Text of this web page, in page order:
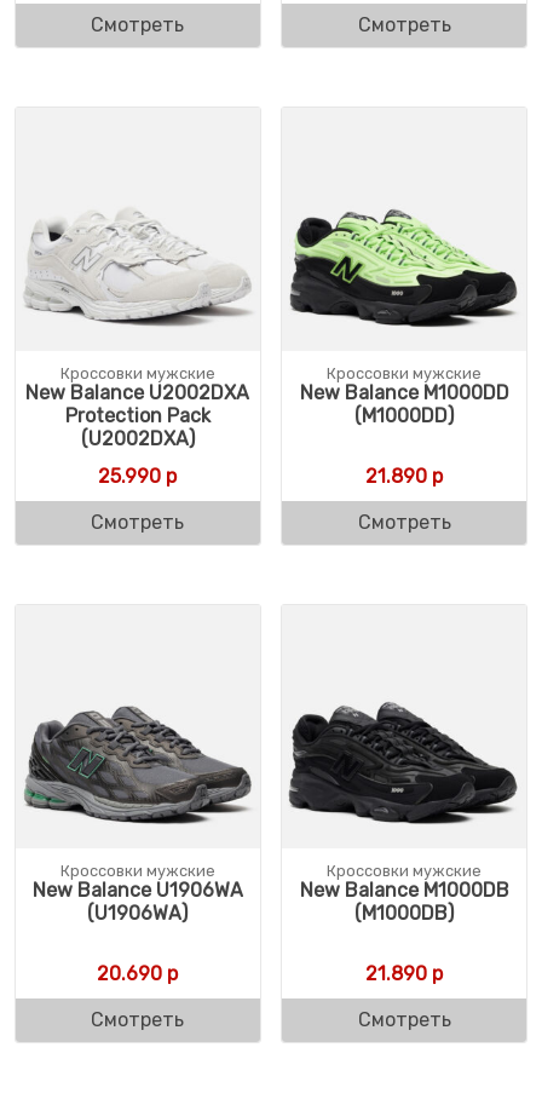
Смотреть Смотреть
Кроссовки мужские
New Balance U2002DXA
Protection Pack
(U2002DXA)
25.990 р
Смотреть
Кроссовки мужские
New Balance M1000DD
(M1000DD)
21.890 р
Смотреть
Кроссовки мужские
New Balance U1906WA
(U1906WA)
20.690 р
Смотреть
Кроссовки мужские
New Balance M1000DB
(M1000DB)
21.890 р
Смотреть